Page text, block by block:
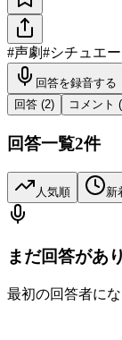
#声劇#シチュエ
回答を録音する
回答 (2) コメント (
回答一覧2件
人気順 新
まだ回答があ
最初の回答者に